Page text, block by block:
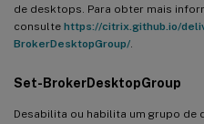
de desktops. Para obter mais
consulte https://citrix.github.io/
BrokerDesktopGroup/.
Set-BrokerDesktopGroup
Desabilita ou habilita um grupo